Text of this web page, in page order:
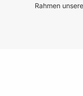
Rahmen